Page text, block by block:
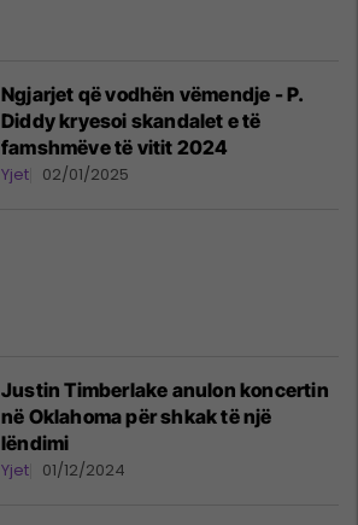
Ngjarjet që vodhën vëmendje - P.
Diddy kryesoi skandalet e të
famshmëve të vitit 2024
Yjet 02/01/2025
Justin Timberlake anulon koncertin
në Oklahoma për shkak të një
lëndimi
Yjet 01/12/2024